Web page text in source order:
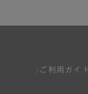
ご利用ガイ